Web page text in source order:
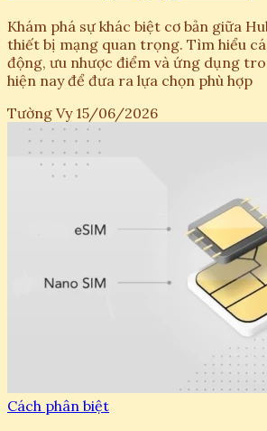
Khám phá sự khác biệt cơ bản giữa
thiết bị mạng quan trọng. Tìm hiểu
động, ưu nhược điểm và ứng dụng
hiện nay để đưa ra lựa chọn phù hợp
Tường Vy 15/06/2026
Cách phân biệt